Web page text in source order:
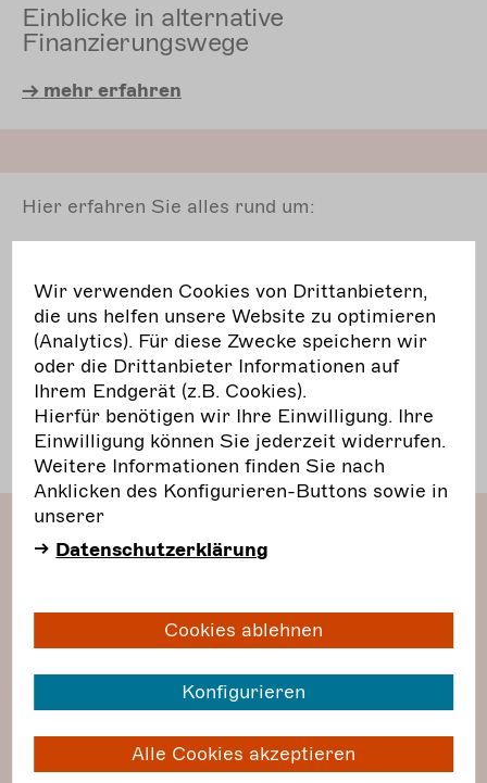
Einblicke in alternative
Finanzierungswege
-> mehr erfahren
Hier erfahren Sie alles rund um:
Spenden
Sponsoring
Crowdfunding
Vergleich der einzelnen Fundraising-Arten
Welche Methode passt zu meinem Projekt?
Toolsim Fundraising
Anhang:weiterführende Links
Wir verwenden Cookies von Drittanbietern,
die uns helfen unsere Website zu optimieren
(Analytics). Für diese Zwecke speichern wir
oder die Drittanbieter Informationen auf
Ihrem Endgerät (z.B. Cookies).
Hierfür benötigen wir Ihre Einwilligung. Ihre
Einwilligung können Sie jederzeit widerrufen.
Weitere Informationen finden Sie nach
Anklicken des Konfigurieren-Buttons sowie in
unserer
Datenschutzerklärung
Cookies ablehnen
Konfigurieren
Alle Cookies akzeptieren